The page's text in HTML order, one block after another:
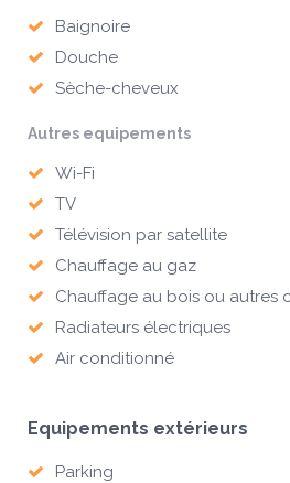
Baignoire
Douche
Sèche-cheveux
Autres equipements
Wi-Fi
TV
Télévision par satellite
Chauffage au gaz
Chauffage au bois ou autres
Radiateurs électriques
Air conditionné
Equipements extérieurs
Parking